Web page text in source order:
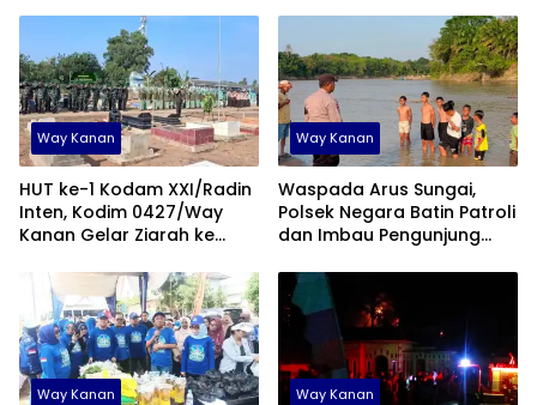
Way Kanan
HUT ke-1 Kodam XXI/Radin
Inten, Kodim 0427/Way
Kanan Gelar Ziarah ke
Way Kanan
Waspada Arus Sungai,
Polsek Negara Batin Patroli
dan Imbau Pengunjung
Way Kanan Way Kanan